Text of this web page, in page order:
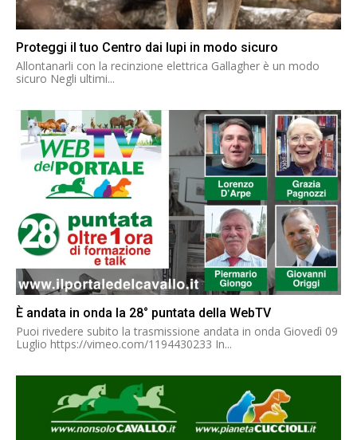
Proteggi il tuo Centro dai lupi in modo sicuro
Allontanarli con la recinzione elettrica Gallagher è un modo
sicuro Negli ultimi...
È andata in onda la 28° puntata della WebTV
Puoi rivedere subito la trasmissione andata in onda Giovedì 09
Luglio https://vimeo.com/1194430233 In...